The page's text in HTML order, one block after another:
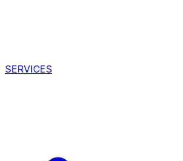
SERVICES